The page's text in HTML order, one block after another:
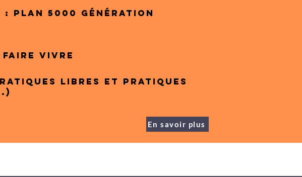
Plan 5000 génération
faire vivre
libres et pratiques
En savoir plus